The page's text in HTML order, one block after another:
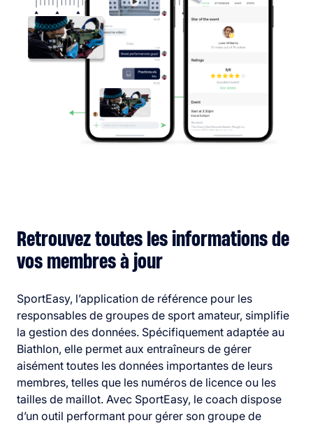
Retrouvez toutes les informations de
vos membres à jour
SportEasy, l’application de référence pour les
responsables de groupes de sport amateur, simplifie
la gestion des données. Spécifiquement adaptée au
Biathlon, elle permet aux entraîneurs de gérer
aisément toutes les données importantes de leurs
membres, telles que les numéros de licence ou les
tailles de maillot. Avec SportEasy, le coach dispose
d’un outil performant pour gérer son groupe de